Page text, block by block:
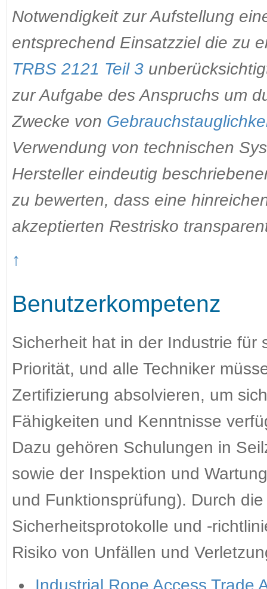
Notwendigkeit zur Aufstellung
entsprechend Einsatzziel die zu
TRBS 2121 Teil 3
zur Aufgabe des Anspruchs um
Zwecke von
Verwendung von technischen
Hersteller eindeutig
zu bewerten, dass eine
akzeptierten Restrisko
↑
Benutzerkompetenz
Sicherheit hat in der Industrie für
Priorität, und alle Techniker
Zertifizierung absolvieren, um
Fähigkeiten und Kenntnisse
Dazu gehören Schulungen in
sowie der Inspektion und
und Funktionsprüfung). Durch
Sicherheitsprotokolle und -
Risiko von Unfällen und
Industrial Rope Access Trade